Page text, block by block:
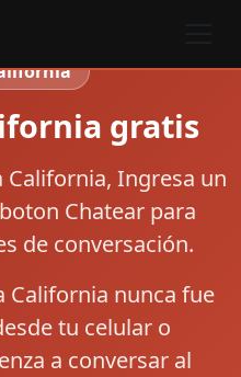
gratis
California, Ingresa un
Chatear para
de conversación.
California nunca fue
tu celular o
a conversar al